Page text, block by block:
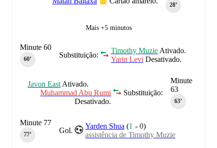
28‎’‎
Mais +5 minutos
Substituição:
Timothy Muzie Ativado.
Yarin Levi Desativado.
Minute 60
60‎’‎
Minute
63
63‎’‎
Substituição:
Javon East Ativado.
Muhammad Abu Rumi
Desativado.
Gol.
Yarden Shua (1 -0)
assistência de Timothy Muzie
Minute 77
77‎’‎